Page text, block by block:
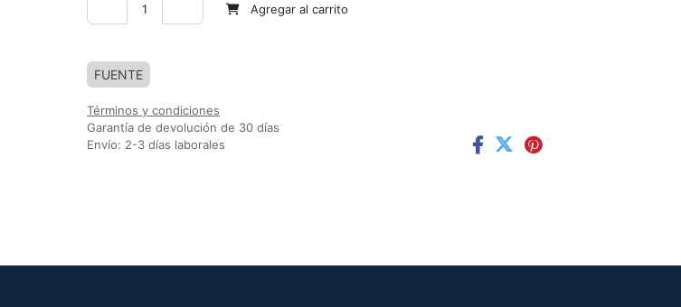
Agregar al carrito
FUENTE
Términos y condiciones
Garantía de devolución de 30 días
Envío: 2-3 días laborales